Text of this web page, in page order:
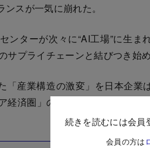
スが一気に崩れた。
ターが次々に“AI工場”に生ま
プライチェーンと結びつき始め
産業構造の激変」を日本企業
経済圏」の構造を大解明しつつ
続きを読むには会員
会員の方は